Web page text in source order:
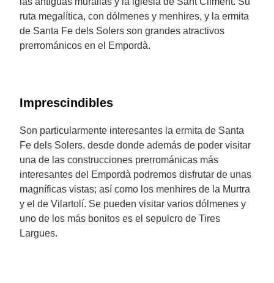
ruta megalítica, con dólmenes y menhires, y la ermita
de Santa Fe dels Solers son grandes atractivos
prerrománicos en el Empordà.
Imprescindibles
Son particularmente interesantes la ermita de Santa
Fe dels Solers, desde donde además de poder visitar
una de las construcciones prerrománicas más
interesantes del Empordà podremos disfrutar de unas
magníficas vistas; así como los menhires de la Murtra
y el de Vilartolí. Se pueden visitar varios dólmenes y
uno de los más bonitos es el sepulcro de Tires
Largues.